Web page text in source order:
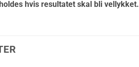
hvis resultatet skal bli vellykket.